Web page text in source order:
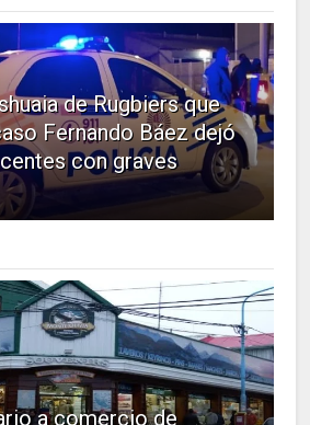
de Rugbiers que
Fernando Báez dejó
con graves
a comercio de